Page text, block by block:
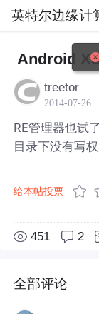
英特尔边缘计
社区 英特
Android
treetor
2014-07-26
RE管理器也试
目录下没有写
给本帖投票
451 2
全部评论